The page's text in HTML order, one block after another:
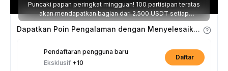
Puncaki papan peringkat mingguan! 100 partisipan teratas
akan mendapatkan bagian dari 2.500 USDT setiap
minggunya.
Dapatkan Poin Pengalaman dengan Menyelesaikan Tugas
Pendaftaran pengguna baru
Eksklusif +10
Daftar